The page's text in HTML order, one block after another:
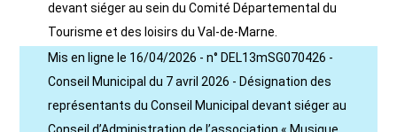
devant siéger au sein du Comité Départemental du
Tourisme et des loisirs du Val-de-Marne.
Mis en ligne le 16/04/2026 - n° DEL13mSG070426 -
Conseil Municipal du 7 avril 2026 - Désignation des
représentants du Conseil Municipal devant siéger au